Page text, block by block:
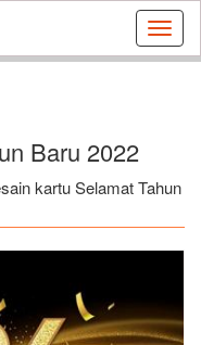
Buat
kartu
gratis
Baru 2022
kartu Selamat Tahun